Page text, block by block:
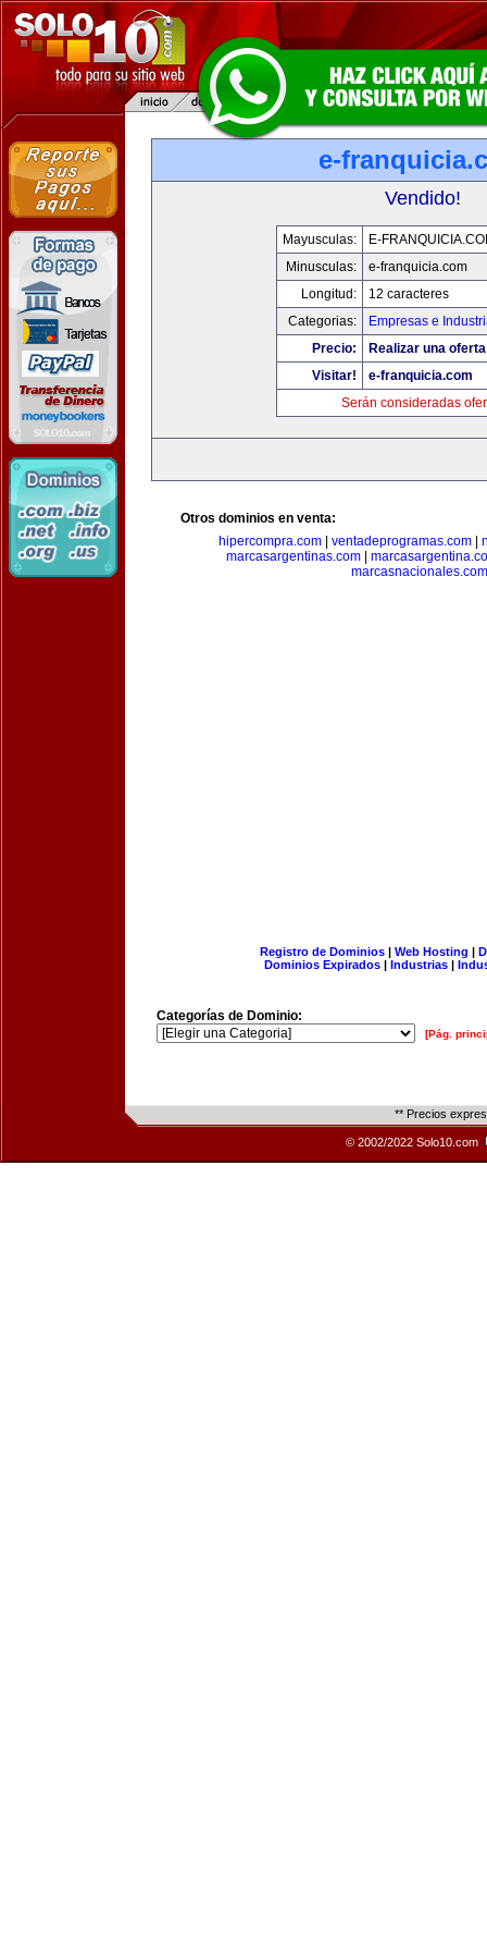
e-
Vendido!
Mayusculas:
E-
Minusculas:
e-franquicia.com
Longitud:
12 caracteres
Categorias:
Empresas e
Precio:
Realizar una
Visitar!
e-franquicia.com
Serán consideradas
Otros dominios en venta:
hipercompra.com
ventadeprogramas.com
marcasargentinas.com
marcasnacionales.com
Registro de Dominios| Web Hosting |
Dominios Expirados | Industrias |
Categorías de Dominio:
[Pág.
** Precios
© 2002/2022 Solo10.com